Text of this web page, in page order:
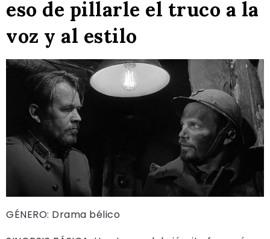
eso de pillarle el truco a la
voz y al estilo
GÉNERO: Drama bélico